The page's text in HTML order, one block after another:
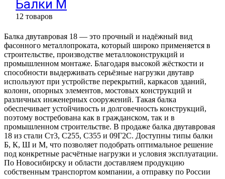
Балки М
12 товаров
Балка двутавровая 18 — это прочный и надёжный вид
фасонного металлопроката, который широко применяется в
строительстве, производстве металлоконструкций и
промышленном монтаже. Благодаря высокой жёсткости и
способности выдерживать серьёзные нагрузки двутавр
используют при устройстве перекрытий, каркасов зданий,
колонн, опорных элементов, мостовых конструкций и
различных инженерных сооружений. Такая балка
обеспечивает устойчивость и долговечность конструкций,
поэтому востребована как в гражданском, так и в
промышленном строительстве. В продаже балка двутавровая
18 из стали Ст3, С255, С355 и 09Г2С. Доступны типы балки
Б, К, Ш и М, что позволяет подобрать оптимальное решение
под конкретные расчётные нагрузки и условия эксплуатации.
По Новосибирску и области доставляем продукцию
собственным транспортом компании, а отправку по России